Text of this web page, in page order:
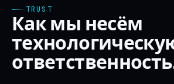
TRUST
Как мы несём